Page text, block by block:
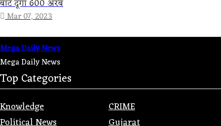
बांट दूंगा 600 अरब
Mar 07, 2023
Mega Daily News
Mega Daily News
Top Categories
Knowledge
CRIME
Political News
Gujarat